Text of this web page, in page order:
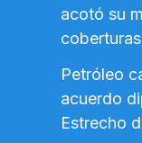
acotó su
coberturas
Petróleo
acuerdo
Estrecho